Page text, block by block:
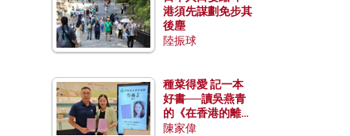
港須先謀劃免步其
後塵
陸振球
種菜得愛 記一本
好書──讀吳燕青
的《在香港的離島
種菜》
陳家偉